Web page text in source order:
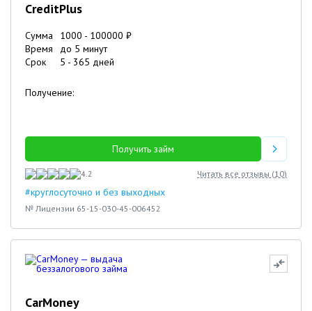
CreditPlus
Сумма 1000 - 100000 ₽
Время
до 5 минут
Срок
5 - 365 дней
Получение:
Получить займ
4.2 Читать все отзывы (10)
#круглосуточно и без выходных
№ Лицензии 65-15-030-45-006452
CarMoney